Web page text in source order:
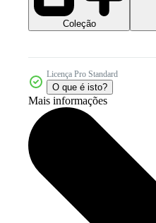
Coleção
Licença Pro Standard
O que é isto?
Mais informações